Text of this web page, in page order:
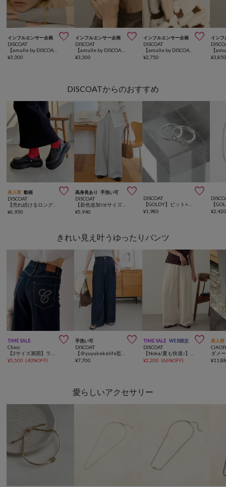
インフルエンサー企画 
DISCOAT
¥3,300
インフルエンサー企画 
DISCOAT
¥3,300
インフルエンサー企画 
DISCOAT
【amulle by DISCOAT】マーブルインセットワイドリング
¥2,750
インフ
¥
DISCOATからのおすすめ
再入荷 動画 
DISCOAT
¥6,930
高身長あり 手洗い可 
DISCOAT
¥5,940

DISCOAT
¥1,980 ¥
きれい見え叶うゆったりパンツ
TIME SALE 
Chico
【2サイズ展開】ラインストーンロゴワイドデニムパンツ
¥5,500 (43%OFF)
手洗い可 
DISCOAT
【＠yuyukekelife監修/理想を叶える♡】欲張りライトオンスデニムワイドパンツ
¥7,700
TIME SALE WEB限定 
DISCOAT
【Noka/夏も快適♪】ヨウリュウワイドパンツ《WEB限定》
¥2,200 (66%OFF)
再入荷
¥
愛らしいアクセサリー